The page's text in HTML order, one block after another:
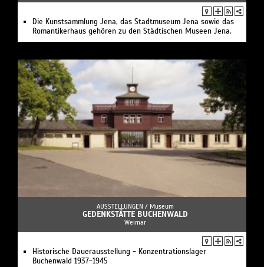
Die Kunstsammlung Jena, das Stadtmuseum Jena sowie das
Romantikerhaus gehören zu den Städtischen Museen Jena.
AUSSTELLUNGEN / Museum
GEDENKSTÄTTE BUCHENWALD
Weimar
Historische Dauerausstellung - Konzentrationslager
Buchenwald 1937-1945